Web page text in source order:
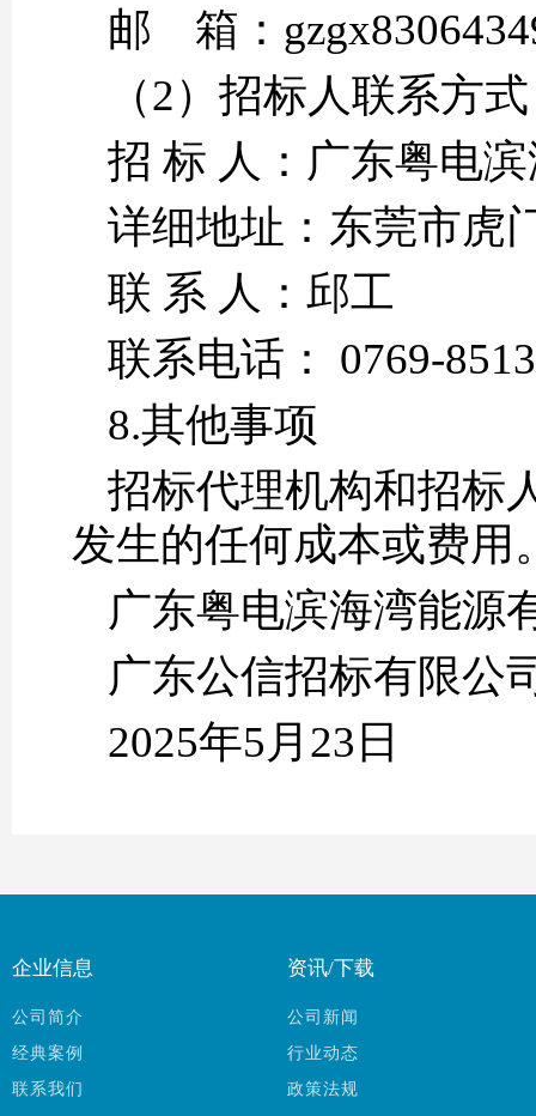
邮 箱：
（2）招标人联系方式
招 标 人：广东粤电
详细地址：东莞市虎
联 系 人：邱工
联系电话： 0769-
8.其他事项
招标代理机构和招标
发生的任何成本或费用
广东粤电滨海湾能源
广东公信招标有限公
2025年5月23日
企业信息
公司简介
经典案例
联系我们
资讯/下载
公司新闻
行业动态
政策法规